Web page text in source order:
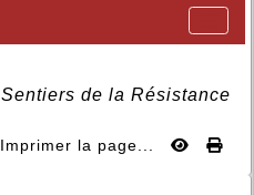
Sentiers de la Résistance
Imprimer la page...